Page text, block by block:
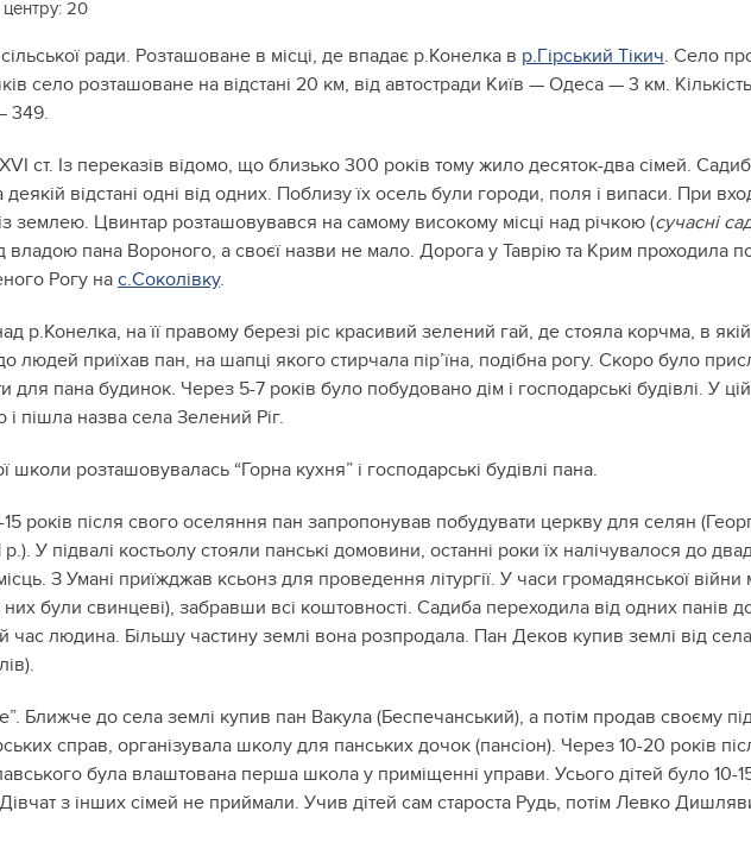
20
ради. Розташоване в місці, де впадає р.Конелка в р.Гірський Тікич. Село
село розташоване на відстані 20 км, від автостради Київ — Одеса — 3 км.
349.
ст. Із переказів відомо, що близько 300 років тому жило десяток-два сімей.
деякій відстані одні від одних. Поблизу їх осель були городи, поля і випаси. При
землею. Цвинтар розташовувався на самому високому місці над річкою (сучасні
владою пана Вороного, а своєї назви не мало. Дорога у Таврію та Крим проходила
Рогу на с.Соколівку.
р.Конелка, на її правому березі ріс красивий зелений гай, де стояла корчма, в
людей приїхав пан, на шапці якого стирчала пір’їна, подібна рогу. Скоро було
для пана будинок. Через 5-7 років було побудовано дім і господарські будівлі. У
і пішла назва села Зелений Ріг.
школи розташовувалась “Горна кухня” і господарські будівлі пана.
років після свого оселяння пан запропонував побудувати церкву для селян
У підвалі костьолу стояли панські домовини, останні роки їх налічувалося до
З Умані приїжджав ксьонз для проведення літургії. У часи громадянської
були свинцеві), забравши всі коштовності. Садиба переходила від одних панів
час людина. Більшу частину землі вона розпродала. Пан Деков купив землі від села
Ближче до села землі купив пан Вакула (Беспечанський), а потім продав своєму
справ, організувала школу для панських дочок (пансіон). Через 10-20 років
була влаштована перша школа у приміщенні управи. Усього дітей було 10-
з інших сімей не приймали. Учив дітей сам староста Рудь, потім Левко